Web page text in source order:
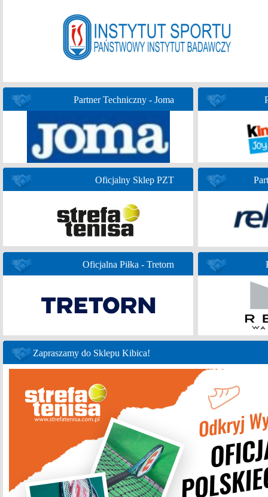
Partner Techniczny - Joma
Oficjalny Sklep PZT
Oficjalna Piłka - Tretorn
Zapraszamy do Sklepu Kibica!